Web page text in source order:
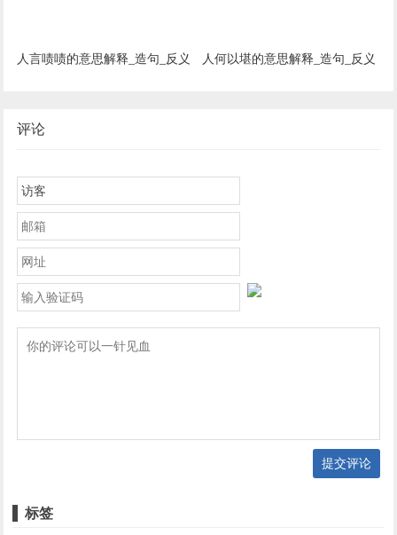
人言啧啧的意思解释_造句_反义 人何以堪的意思解释_造句_反义
评论
提交评论
标签